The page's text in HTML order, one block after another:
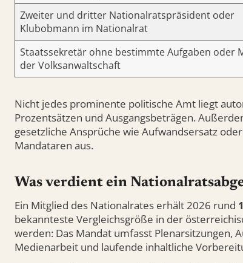
Zweiter und dritter Nationalratspräsident oder
Klubobmann im Nationalrat
Staatssekretär ohne bestimmte Aufgaben oder
der Volksanwaltschaft
Nicht jedes prominente politische Amt liegt
Prozentsätzen und Ausgangsbeträgen.
gesetzliche Ansprüche wie Aufwandsersatz
Mandataren aus.
Was verdient ein
Ein Mitglied des Nationalrates erhält 2026 rund
bekannteste Vergleichsgröße in der
werden: Das Mandat umfasst Plenarsitzungen,
Medienarbeit und laufende inhaltliche